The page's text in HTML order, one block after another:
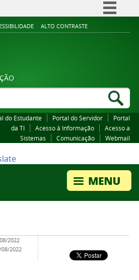
Simplifique!
Legislação
ALTO CONTRASTE
do Estudante Portal do Servidor
Portal
da TI
Acesso à Informação
Acesso a
Sistemas
Comunicação Webmail
2022
08/2022